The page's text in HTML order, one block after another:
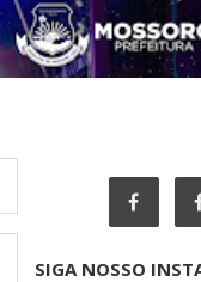
SIGA NOSSO